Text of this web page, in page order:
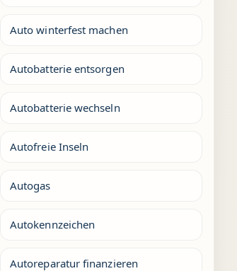
Auto winterfest machen
Autobatterie entsorgen
Autobatterie wechseln
Autofreie Inseln
Autogas
Autokennzeichen
Autoreparatur finanzieren